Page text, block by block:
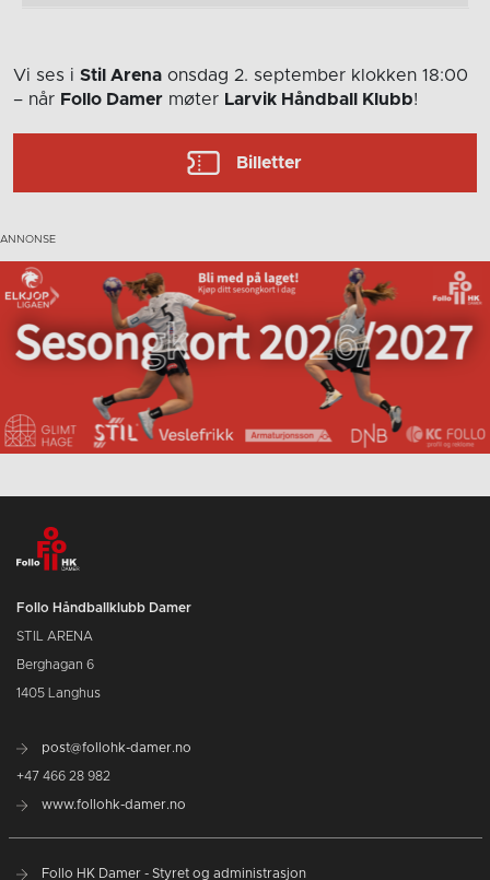
Vi ses i Stil Arena onsdag 2. september klokken 18:00
– når Follo Damer møter Larvik Håndball Klubb!
Billetter
Follo Håndballklubb Damer
STIL ARENA
Berghagan 6
1405 Langhus
post@follohk-damer.no
+47 466 28 982
www.follohk-damer.no
Follo HK Damer - Styret og administrasjon